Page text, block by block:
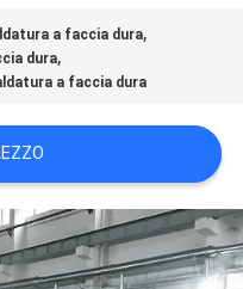
a faccia dura,
dura,
a faccia dura